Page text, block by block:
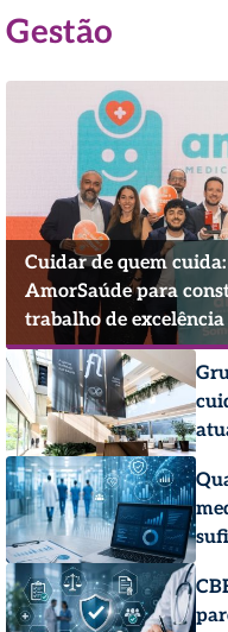
Gestão
Cuidar de quem
AmorSaúde para
trabalho de excelência